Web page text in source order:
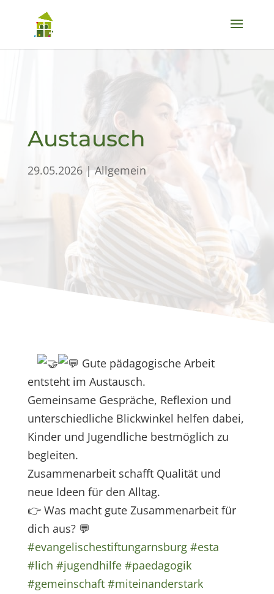
Austausch
29.05.2026|Allgemein
Gute pädagogische Arbeit
entsteht im Austausch.
Gemeinsame Gespräche, Reflexion und
unterschiedliche Blickwinkel helfen dabei,
Kinder und Jugendliche bestmöglich zu
begleiten.
Zusammenarbeit schafft Qualität und
neue Ideen für den Alltag.
👉Was macht gute Zusammenarbeit für
dich aus? 💬
#evangelischestiftungarnsburg #esta
#lich #jugendhilfe #paedagogik
#gemeinschaft #miteinanderstark